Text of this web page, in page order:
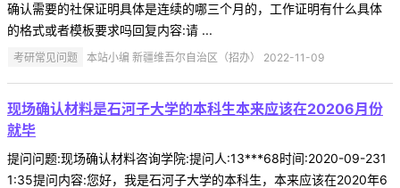
确认需要的社保证明具体是连续的哪三个月的，工作证明有什么具体
的格式或者模板要求吗回复内容:请 ...
考研常见问题 本站小编 新疆维吾尔自治区（招办） 2022-11-09
现场确认材料是石河子大学的本科生本来应该在20206月份
就毕
提问问题:现场确认材料咨询学院:提问人:13***68时间:2020-09-231
1:35提问内容:您好，我是石河子大学的本科生，本来应该在2020年6